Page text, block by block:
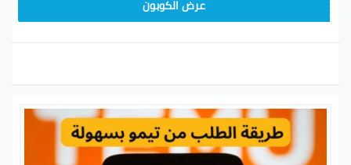
عرض الكوبون